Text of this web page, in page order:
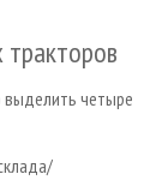
тракторов
четыре